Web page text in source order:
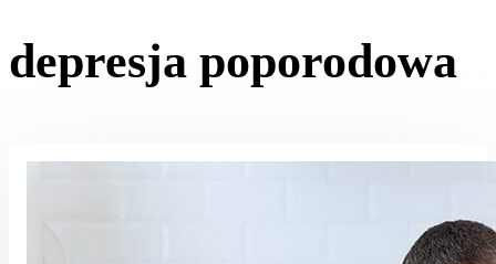
depresja poporodowa